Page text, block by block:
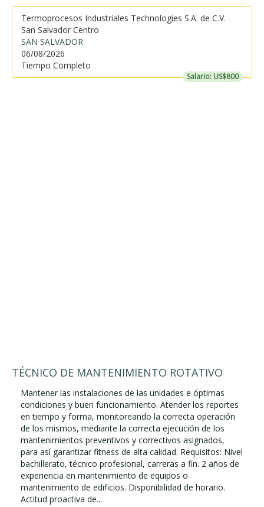
Termoprocesos Industriales Technologies S.A. de C.V.
San Salvador Centro
SAN SALVADOR
06/08/2026
Tiempo Completo
Salario: US$800
TÉCNICO DE MANTENIMIENTO ROTATIVO
Mantener las instalaciones de las unidades e óptimas
condiciones y buen funcionamiento. Atender los reportes
en tiempo y forma, monitoreando la correcta operación
de los mismos, mediante la correcta ejecución de los
mantenimientos preventivos y correctivos asignados,
para así garantizar fitness de alta calidad. Requisitos: Nivel
bachillerato, técnico profesional, carreras a fin. 2 años de
experiencia en mantenimiento de equipos o
mantenimiento de edificios. Disponibilidad de horario.
Actitud proactiva de...